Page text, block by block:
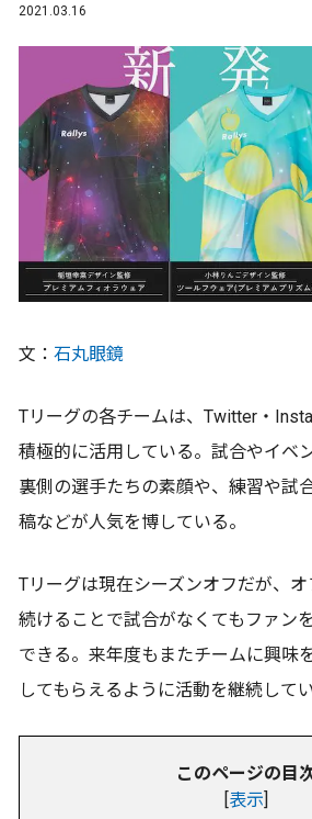
2021.03.16
文： 石丸眼鏡
Tリーグの各チームは、Twitter・
積極的に活用している。試合やイベ
裏側の選手たちの素顔や、練習や試
稿などが人気を博している。
Tリーグは現在シーズンオフだが、
続けることで試合がなくてもファン
できる。来年度もまたチームに興味
してもらえるように活動を継続して
このページの目
[表示]